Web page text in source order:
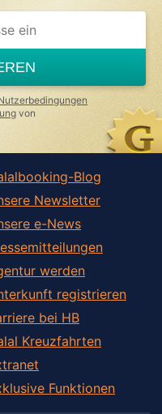
von
Blog
Newsletter
e-News
werden
registrieren
bei HB
Kreuzfahrten
Funktionen